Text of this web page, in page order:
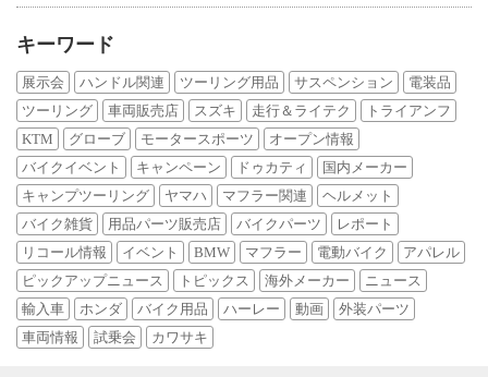
キーワード
展示会 ハンドル関連 ツーリング用品 サスペンション
電装品
ツーリング
車両販売店 スズキ 走行＆ライテク
トライアンフ
KTM
グローブ モータースポーツ
オープン情報
バイクイベント
キャンペーン ドゥカティ
国内メーカー
キャンプツーリング
ヤマハ マフラー関連
ヘルメット
バイク雑貨
用品パーツ販売店 バイクパーツ
レポート
リコール情報
イベント BMW マフラー 電動バイク
アパレル
ピックアップニュース
トピックス 海外メーカー
ニュース
輸入車
ホンダ バイク用品 ハーレー 動画
外装パーツ
車両情報
試乗会 カワサキ